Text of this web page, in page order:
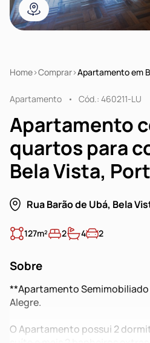
Home Comprar Apartamento em
Apartamento Cód.: 460211-LU
Apartamento
quartos para
Bela Vista,
Rua Barão de Ubá, Bela
127m² 2 4 2
Sobre
**Apartamento Semimobiliado
Alegre.
O Apartamento possui 2